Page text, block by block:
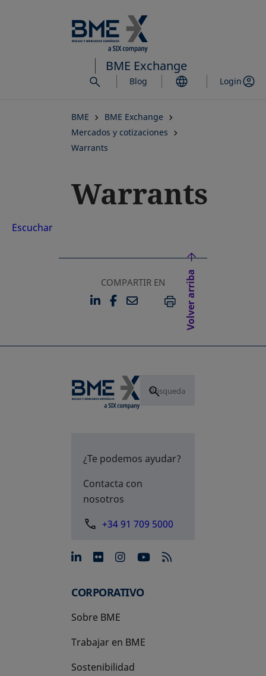
al
contenido
principal
BME Exchange
Blog Login
BME
BME Exchange
Mercados y cotizaciones
Warrants
Warrants
Escuchar
COMPARTIR EN
LINKEDIN
SE ABRE EN UNA PESTAÑA
FACEBOOK
SE ABRE EN UNA
EMAILIMPRIMIR
Volver arriba
¿Te podemos ayudar?
Contacta con
nosotros
+34 91 709 5000
se abre en una pestaña
se abre en una pestaña
se abre en una
se abre en una
CORPORATIVO
Sobre BME
Trabajar en BME
Sostenibilidad